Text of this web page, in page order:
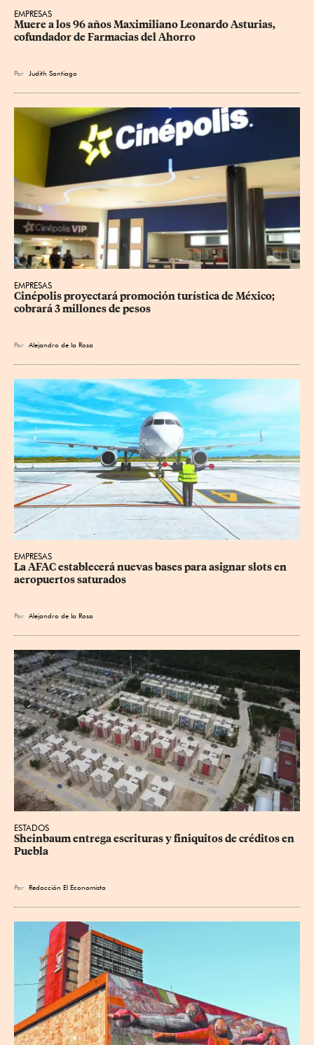
EMPRESAS
Muere a los 96 años Maximiliano Leonardo Asturias,
cofundador de Farmacias del Ahorro
Por Judith Santiago
EMPRESAS
Cinépolis proyectará promoción turística de México;
cobrará 3 millones de pesos
Por Alejandro de la Rosa
EMPRESAS
La AFAC establecerá nuevas bases para asignar slots en
aeropuertos saturados
Por Alejandro de la Rosa
ESTADOS
Sheinbaum entrega escrituras y finiquitos de créditos en
Puebla
Por Redacción El Economista